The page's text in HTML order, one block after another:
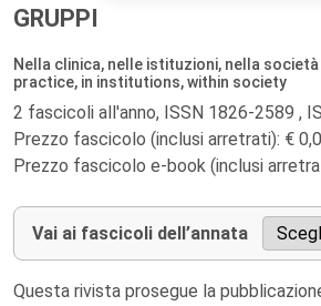
GRUPPI
Nella clinica, nelle istituzioni, nella società
practice, in institutions, within society
2 fascicoli all'anno, ISSN 1826-2589 ,
Prezzo fascicolo (inclusi arretrati): €
Prezzo fascicolo e-book (inclusi
Vai ai fascicoli dell’annata
Questa rivista prosegue la